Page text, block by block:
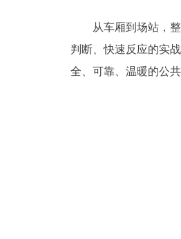
从车厢到场站，整
判断、快速反应的实
全、可靠、温暖的公